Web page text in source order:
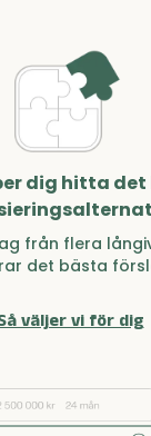
dig hitta
från flera
det bästa
väljer vi för dig